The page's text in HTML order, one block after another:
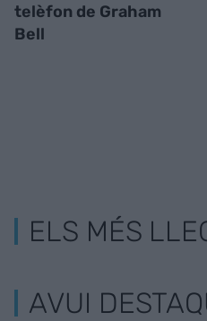
telèfon de Graham
Bell
ELS MÉS
AVUI